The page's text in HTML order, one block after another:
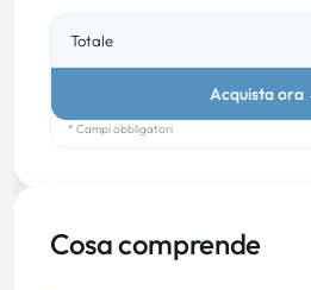
Totale
Acquista ora
* Campi obbligatori
Cosa comprende